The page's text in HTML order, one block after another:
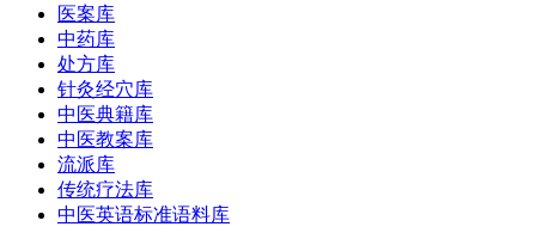
医案库
中药库
处方库
针灸经穴库
中医典籍库
中医教案库
流派库
传统疗法库
中医英语标准语料库